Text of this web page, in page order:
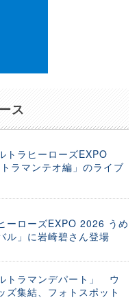
ス
トラヒーローズEXPO
ラマンテオ編」のライブ
ーローズEXPO 2026 うめ
ル」に岩崎碧さん登場
トラマンデパート」 ウ
ズ集結、フォトスポット